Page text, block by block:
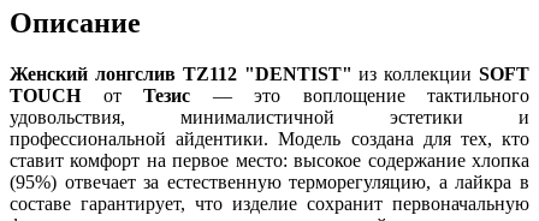
Описание
Женский лонгслив TZ112 "DENTIST" из коллекции SOFT
TOUCHот Тезис — это воплощение тактильного
удовольствия, минималистичной эстетики и
профессиональной айдентики. Модель создана для тех, кто
ставит комфорт на первое место:высокое содержание хлопка
(95%) отвечает за естественную терморегуляцию, а лайкра в
составе гарантирует, что изделие сохранит первоначальную